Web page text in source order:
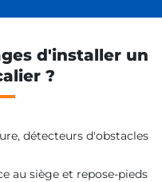
d'installer un
?
détecteurs d'obstacles
au siège et repose-pieds